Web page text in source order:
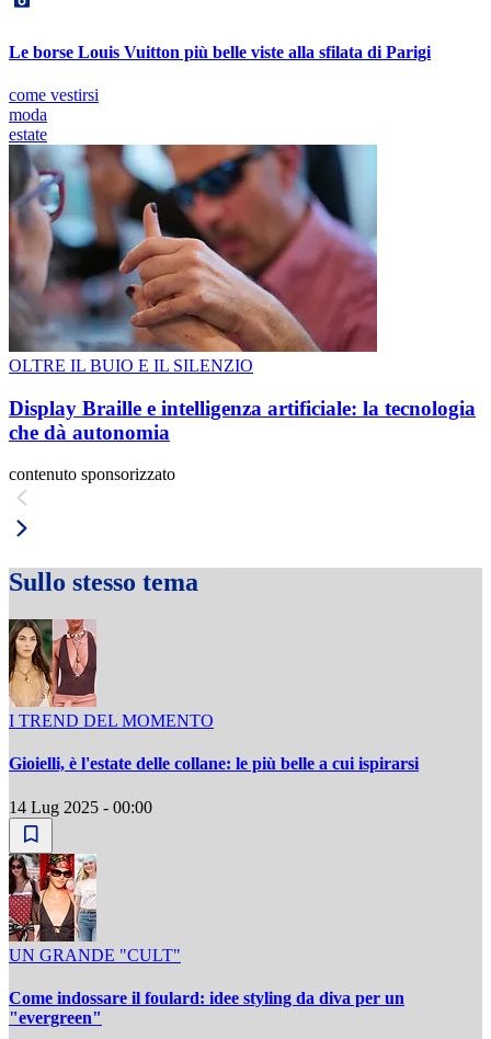
Le borse Louis Vuitton più belle viste alla sfilata di Parigi
come vestirsi
moda
estate
OLTRE IL BUIO E IL SILENZIO
Display Braille e intelligenza artificiale: la tecnologia
che dà autonomia
contenuto sponsorizzato
Sullo stesso tema
I TREND DEL MOMENTO
Gioielli, è l'estate delle collane: le più belle a cui ispirarsi
14 Lug 2025 - 00:00
UN GRANDE "CULT"
Come indossare il foulard: idee styling da diva per un
"evergreen"